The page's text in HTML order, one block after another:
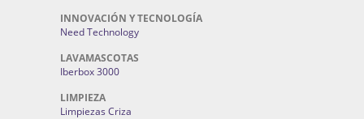
INNOVACIÓN Y TECNOLOGÍA
Need Technology
LAVAMASCOTAS
Iberbox 3000
LIMPIEZA
Limpiezas Criza